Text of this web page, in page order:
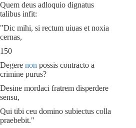
Quem deus adloquio dignatus
talibus infit:
"Dic mihi, si rectum uiuas et noxia
cernas,
150
Degere non possis contracto a
crimine purus?
Desine mordaci fratrem disperdere
sensu,
Qui tibi ceu domino subiectus colla
praebebit."